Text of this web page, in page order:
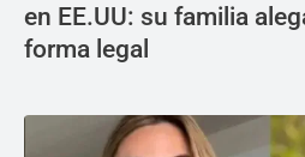
en EE.UU: su familia
forma legal